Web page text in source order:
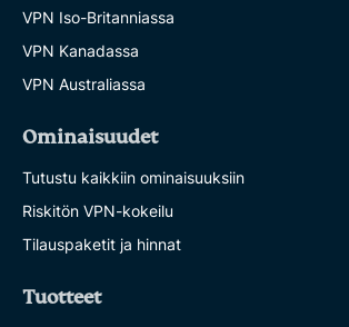
VPN Iso-Britanniassa
VPN Kanadassa
VPN Australiassa
Ominaisuudet
Tutustu kaikkiin ominaisuuksiin
Riskitön VPN-kokeilu
Tilauspaketit ja hinnat
Tuotteet